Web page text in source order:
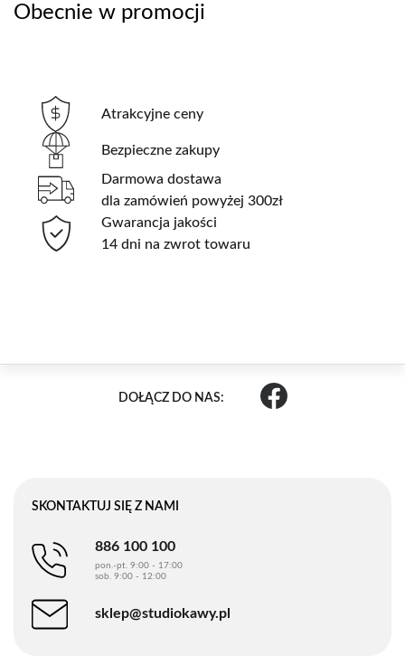
Obecnie w promocji
Atrakcyjne ceny
Bezpieczne zakupy
Darmowa dostawa
dla zamówień powyżej 300zł
Gwarancja jakości
14 dni na zwrot towaru
DOŁĄCZ DO NAS:
SKONTAKTUJ SIĘ Z NAMI
886 100 100
pon.-pt. 9:00 - 17:00
sob. 9:00 - 12:00
sklep@studiokawy.pl